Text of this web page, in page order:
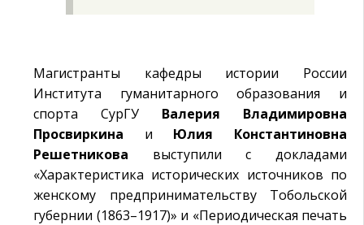
Магистранты кафедры истории России
Института гуманитарного образования и
спорта СурГУ Валерия Владимировна
Просвиркина и Юлия Константиновна
Решетникова выступили с докладами
«Характеристика исторических источников по
женскому предпринимательству Тобольской
губернии (1863–1917)» и «Периодическая печать